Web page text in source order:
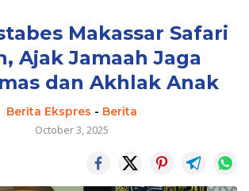
Makassar Safari
Ajak Jamaah Jaga
dan Akhlak Anak
Berita Ekspres - Berita
October 3, 2025